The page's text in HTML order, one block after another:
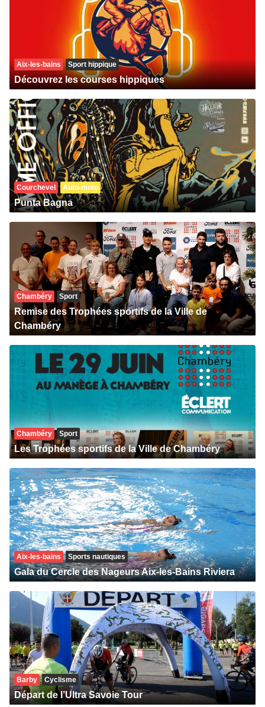
Aix-les-bains Sport hippique
Découvrez les courses hippiques
Courchevel Auto-moto
Punta Bagna
Chambéry Sport
Remise des Trophées sportifs de la Ville de
Chambéry
Chambéry Sport
Les Trophées sportifs de la Ville de Chambéry
Aix-les-bains Sports nautiques
Gala du Cercle des Nageurs Aix-les-Bains Riviera
Barby Cyclisme
Départ de l’Ultra Savoie Tour